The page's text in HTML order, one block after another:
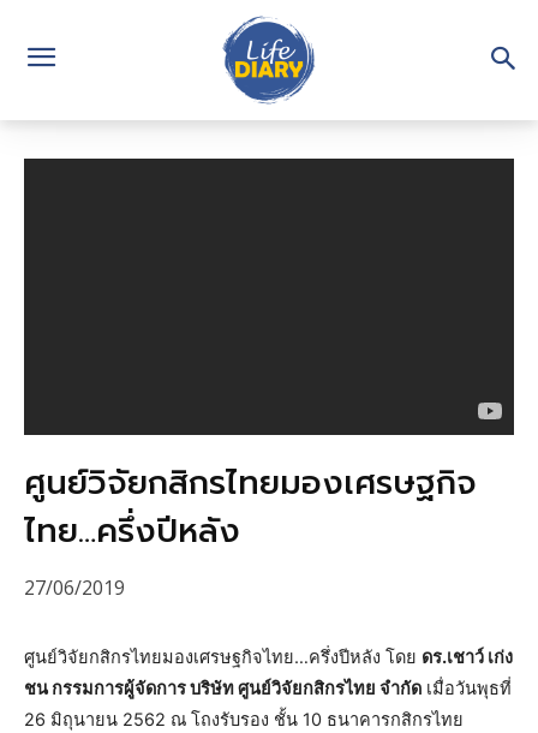
ศูนย์วิจัยกสิกรไทยมองเศรษฐกิจ
ไทย…ครึ่งปีหลัง
27/06/2019
ศูนย์วิจัยกสิกรไทยมองเศรษฐกิจไทย…ครึ่งปีหลัง โดย ดร.เชาว์ เก่ง
ชน กรรมการผู้จัดการ บริษัท ศูนย์วิจัยกสิกรไทย จำกัด เมื่อวันพุธที่
26 มิถุนายน 2562 ณ โถงรับรอง ชั้น 10 ธนาคารกสิกรไทย